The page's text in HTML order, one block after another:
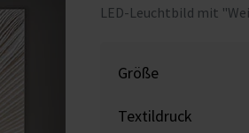
LED-Leuchtbild mit
Größe
Textildruck